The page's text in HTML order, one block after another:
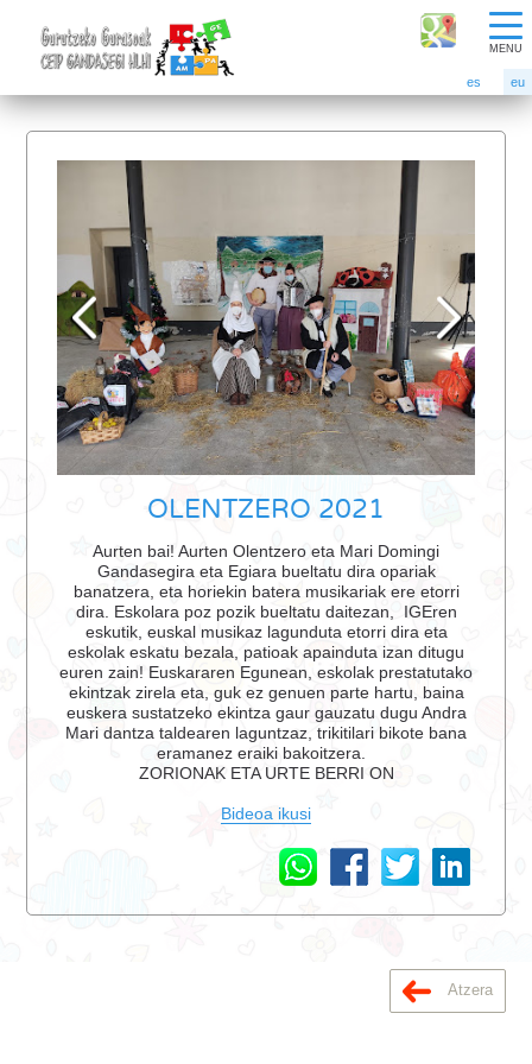
MENU
es eu
OLENTZERO 2021
Aurten bai! Aurten Olentzero eta Mari Domingi
Gandasegira eta Egiara bueltatu dira opariak
banatzera, eta horiekin batera musikariak ere etorri
dira. Eskolara poz pozik bueltatu daitezan, IGEren
eskutik, euskal musikaz lagunduta etorri dira eta
eskolak eskatu bezala, patioak apainduta izan ditugu
euren zain! Euskararen Egunean, eskolak prestatutako
ekintzak zirela eta, guk ez genuen parte hartu, baina
euskera sustatzeko ekintza gaur gauzatu dugu Andra
Mari dantza taldearen laguntzaz, trikitilari bikote bana
eramanez eraiki bakoitzera.
ZORIONAK ETA URTE BERRI ON
Bideoa ikusi
Atzera